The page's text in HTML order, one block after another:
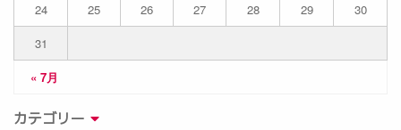
« 7月
24
25 26 27 28 29
30
31
カテゴリー